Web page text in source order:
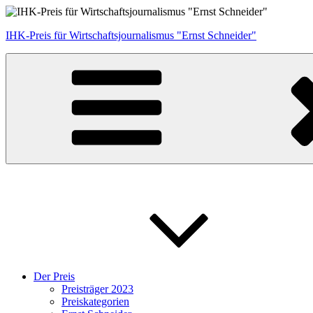
Zum
springen
IHK-Preis für Wirtschaftsjournalismus "Ernst Schneider"
Der Preis
Preisträger 2023
Preiskategorien